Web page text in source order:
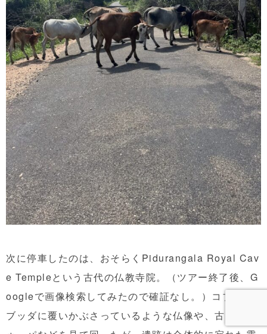
次に停車したのは、おそらくPidurangala Royal Cav
e Templeという古代の仏教寺院。（ツアー終了後、G
oogleで画像検索してみたので確証なし。）コブラが
ブッダに覆いかぶさっているような仏像や、古いスト